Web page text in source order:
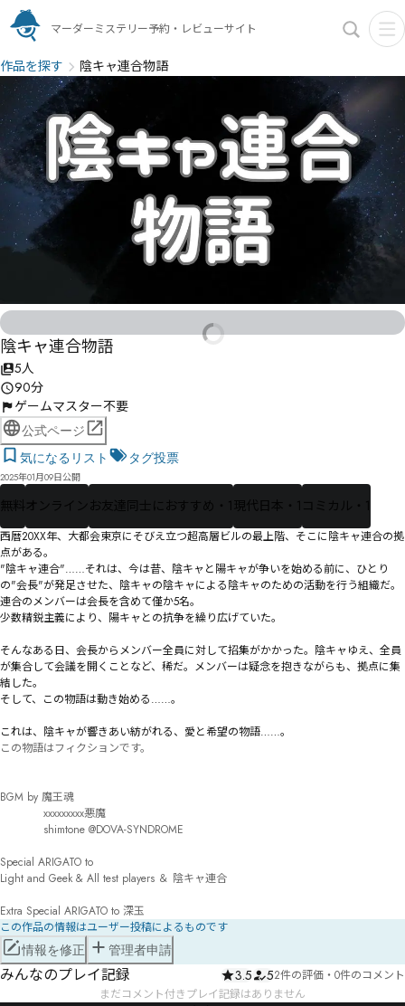
マーダーミステリー予約・レビューサイト
作品を探す 陰キャ連合物語
陰キャ連合物語
5人
90分
ゲームマスター不要
公式ページ
気になるリスト
タグ投票
2025年01月09日公開
無料 オンライン お友達同士におすすめ・1現代日本・1 コミカル・1
西暦20XX年、大都会東京にそびえ立つ超高層ビルの最上階、そこに陰キャ連合の拠
点がある。
―――"陰キャ連合"……それは、今は昔、陰キャと陽キャが争いを始める前に、ひとり
の"会長"が発足させた、陰キャの陰キャによる陰キャのための活動を行う組織だ。
連合のメンバーは会長を含めて僅か5名。
少数精鋭主義により、陽キャとの抗争を繰り広げていた。
そんなある日、会長からメンバー全員に対して招集がかかった。陰キャゆえ、全員
が集合して会議を開くことなど、稀だ。メンバーは疑念を抱きながらも、拠点に集
結した。
そして、この物語は動き始める……。
これは、陰キャが響きあい紡がれる、愛と希望の物語……。
この物語はフィクションです。
BGM by 魔王魂
xxxxxxxxx悪魔
shimtone @DOVA-SYNDROME
Special ARIGATO to
Light and Geek & All test players ＆ 陰キャ連合
Extra Special ARIGATO to 深玉
この作品の情報はユーザー投稿によるものです
情報を修正 管理者申請
みんなのプレイ記録 3.5 52件の評価 ・ 0件のコメント
まだコメント付きプレイ記録はありません